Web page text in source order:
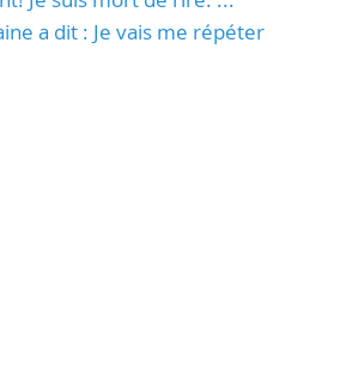
a dit : Je vais me répéter